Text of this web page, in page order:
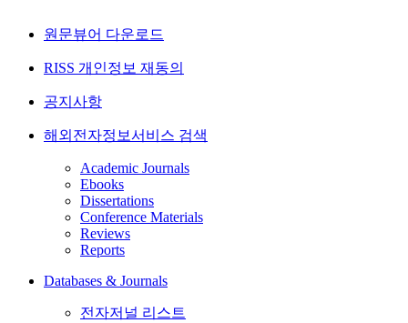
원문뷰어 다운로드
RISS 개인정보 재동의
공지사항
해외전자정보서비스 검색
Academic Journals
Ebooks
Dissertations
Conference Materials
Reviews
Reports
Databases & Journals
전자저널 리스트